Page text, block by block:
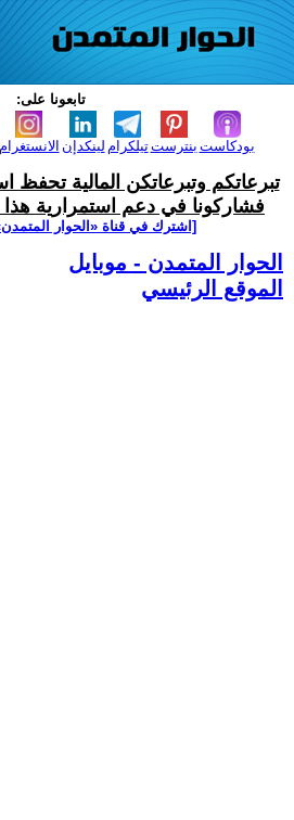
تابعونا على:
الانستغرام لينكدإن تيلكرامبنترست بودكاست
تبرعاتكم وتبرعاتكن المالية تحفظ
فشاركونا في دعم استمرارية هذا
[اشترك في قناة ‫«الحوار
الحوار المتمدن - موبايل
الموقع الرئيسي